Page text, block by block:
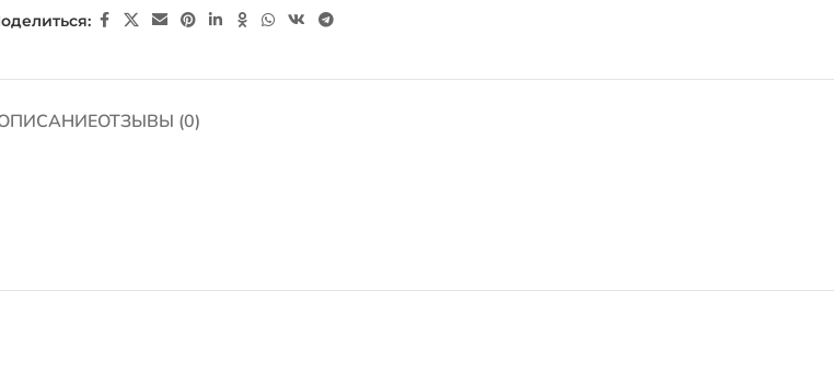
ОТЗЫВЫ (0)